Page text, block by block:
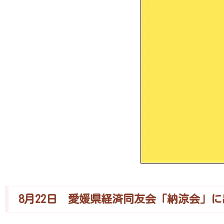
8月22日 愛媛県経済同友会「納涼会」に